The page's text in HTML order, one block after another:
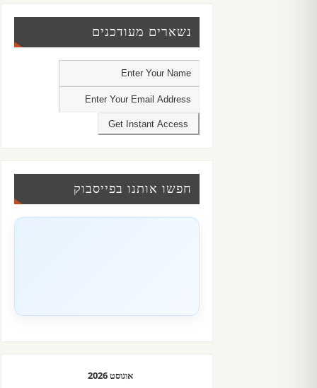
נשארים מעודכנים
חפשו אותנו בפייסבוק
אוגוסט 2026